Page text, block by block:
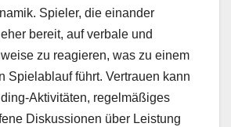
Spieler, die einander
bereit, auf verbale und
zu reagieren, was zu einem
Spielablauf führt. Vertrauen kann
Aktivitäten, regelmäßiges
Diskussionen über Leistung